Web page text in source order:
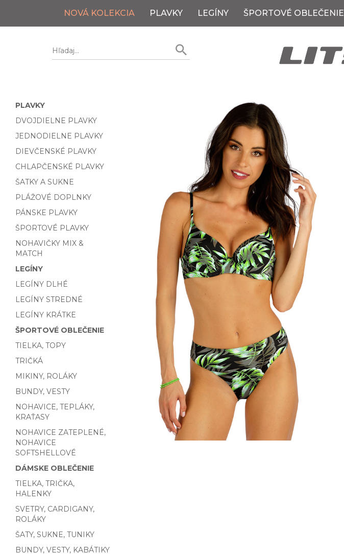
NOVÁ KOLEKCIA PLAVKY LEGÍNY ŠPORTOVÉ OBLEČENIE
PLAVKY
DVOJDIELNE PLAVKY
JEDNODIELNE PLAVKY
DIEVČENSKÉ PLAVKY
CHLAPČENSKÉ PLAVKY
ŠATKY A SUKNE
PLÁŽOVÉ DOPLNKY
PÁNSKE PLAVKY
ŠPORTOVÉ PLAVKY
NOHAVIČKY MIX &
MATCH
LEGÍNY
LEGÍNY DLHÉ
LEGÍNY STREDNÉ
LEGÍNY KRÁTKE
ŠPORTOVÉ OBLEČENIE
TIELKA, TOPY
TRIČKÁ
MIKINY, ROLÁKY
BUNDY, VESTY
NOHAVICE, TEPLÁKY,
KRAŤASY
NOHAVICE ZATEPLENÉ,
NOHAVICE
SOFTSHELLOVÉ
DÁMSKE OBLEČENIE
TIELKA, TRIČKA,
HALENKY
SVETRY, CARDIGANY,
ROLÁKY
ŠATY, SUKNE, TUNIKY
BUNDY, VESTY, KABÁTIKY